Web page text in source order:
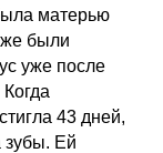
матерью
были
уже после
43 дней,
зубы. Ей